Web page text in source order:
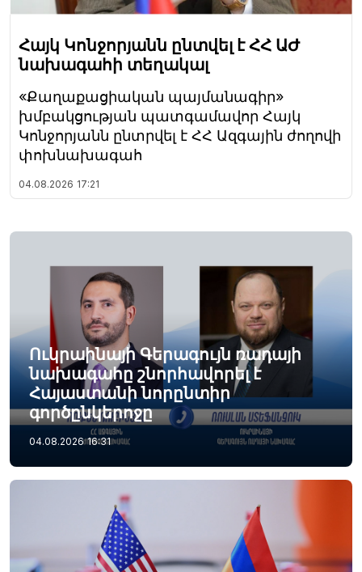
Հայկ Կոնջորյանն ընտվել է ՀՀ ԱԺ
նախագահի տեղակալ
«Քաղաքացիական պայմանագիր»
խմբակցության պատգամավոր Հայկ
Կոնջորյանն ընտրվել է ՀՀ Ազգային ժողովի
փոխնախագահ
04.08.2026 17:21
Ուկրաինայի Գերագույն ռադայի
նախագահը շնորհավորել է
Հայաստանի նորընտիր
գործընկերոջը
04.08.2026 16:31